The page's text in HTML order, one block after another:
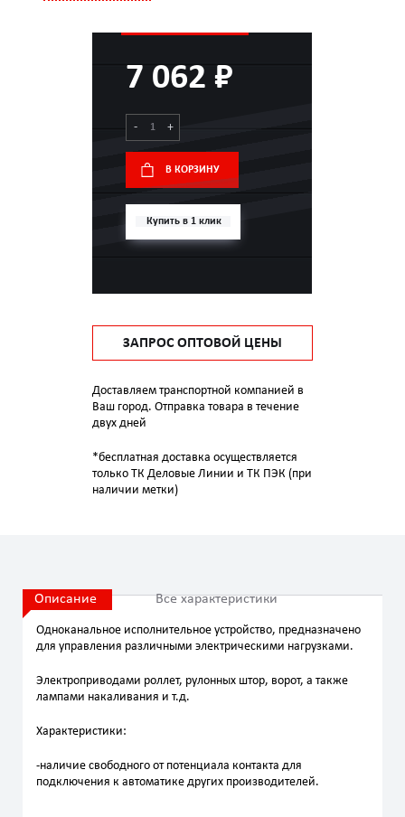
7 062 ₽
- +
В КОРЗИНУ
Купить в 1 клик
ЗАПРОС ОПТОВОЙ ЦЕНЫ
Доставляем транспортной компанией в
Ваш город. Отправка товара в течение
двух дней
*бесплатная доставка осуществляется
только ТК Деловые Линии и ТК ПЭК (при
наличии метки)
Описание Все характеристики
Одноканальное исполнительное устройство, предназначено
для управления различными электрическими нагрузками.
Электроприводами роллет, рулонных штор, ворот, а также
лампами накаливания и т.д.
Характеристики:
-наличие свободного от потенциала контакта для
подключения к автоматике других производителей.